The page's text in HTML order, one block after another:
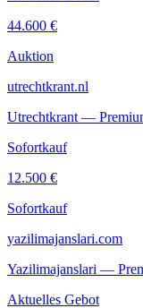
44.600 €
Auktion
utrechtkrant.nl
Utrechtkrant —
Sofortkauf
12.500 €
Sofortkauf
yazilimajanslari.com
Yazilimajanslari —
Aktuelles Gebot